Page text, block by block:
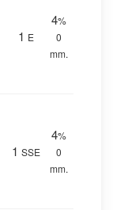
1 E
4%
0
mm.
1 SSE
4%
0
mm.